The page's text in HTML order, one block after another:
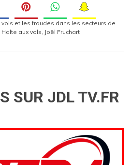
vols et les fraudes dans les secteurs de
Halte aux vols, Joël Fruchart
SUR JDL TV.FR